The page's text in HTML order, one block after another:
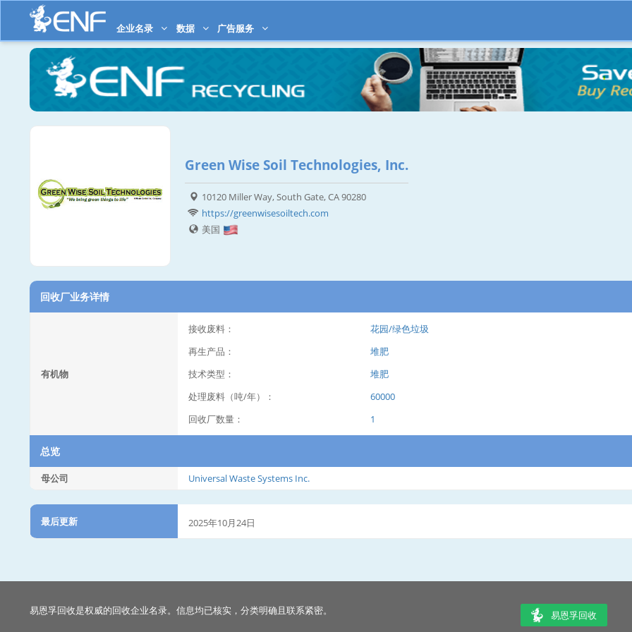
企业名录 数据 广告服务
Green Wise Soil Technologies, Inc.
10120 Miller Way, South Gate, CA 90280
https://greenwisesoiltech.com
美国
回收厂业务详情
有机物
接收废料：
花园/绿色垃圾
再生产品：
堆肥
技术类型：
堆肥
处理废料（吨/年）：
60000
回收厂数量：
1
总览
母公司 Universal Waste Systems Inc.
最后更新 2025年10月24日
易恩孚回收是权威的回收企业名录。信息均已核实，分类明确且联系紧密。 易恩孚回收